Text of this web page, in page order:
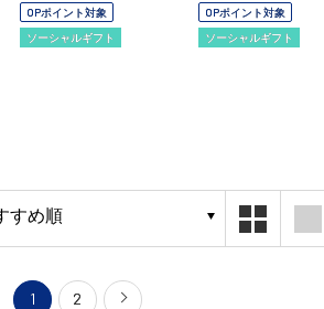
OPポイント対象
ソーシャルギフト
OPポイント対象
ソーシャルギフト
1 2